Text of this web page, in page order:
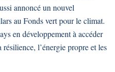
annoncé un nouvel
au Fonds vert pour le climat.
en développement à accéder
l’énergie propre et les